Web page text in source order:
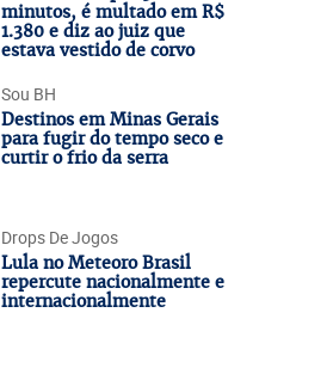
minutos, é multado em R$
1.380 e diz ao juiz que
estava vestido de corvo
Sou BH
Destinos em Minas Gerais
para fugir do tempo seco e
curtir o frio da serra
Drops De Jogos
Lula no Meteoro Brasil
repercute nacionalmente e
internacionalmente